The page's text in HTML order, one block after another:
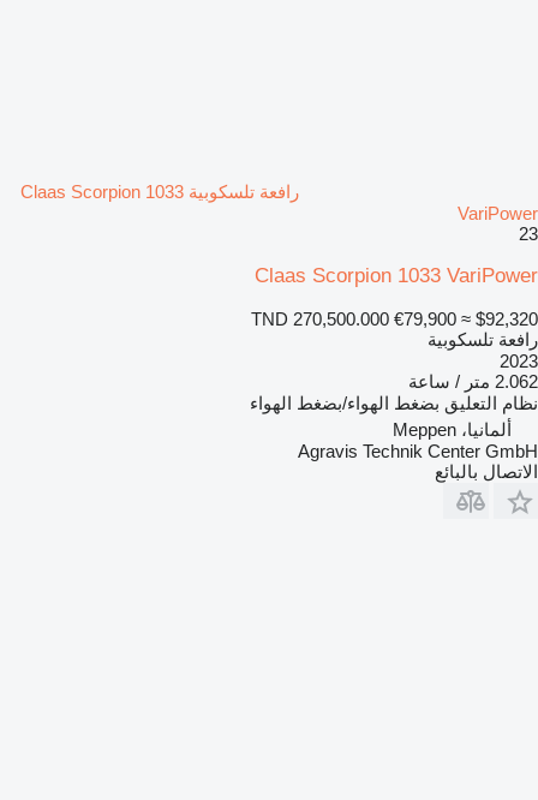
رافعة تلسكوبية Claas Scorpion 1033
VariPower
23
Claas Scorpion 1033 VariPower
TND 270,500.000 €79,900 ≈ $92,320
رافعة تلسكوبية
2023
2.062 متر / ساعة
نظام التعليق بضغط الهواء/بضغط الهواء
ألمانيا، Meppen
Agravis Technik Center GmbH
الاتصال بالبائع